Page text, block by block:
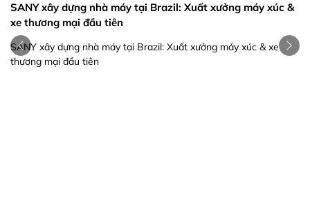
SANY xây dựng nhà máy tại Brazil: Xuất xưởng máy xúc &
xe thương mại đầu tiên
SANY xây dựng nhà máy tại Brazil: Xuất xưởng máy xúc & xe
thương mại đầu tiên